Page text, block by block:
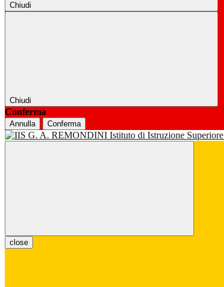
Chiudi
Chiudi
Conferma
Annulla Conferma
Istituto di Istruzione Superiore
close